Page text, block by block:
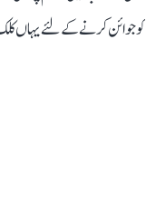
کو جوائن کرنے کے لئے یہاں